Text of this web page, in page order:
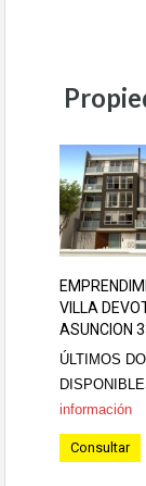
VILLA
ASUNCION
ÚLTIMOS
información
Consultar